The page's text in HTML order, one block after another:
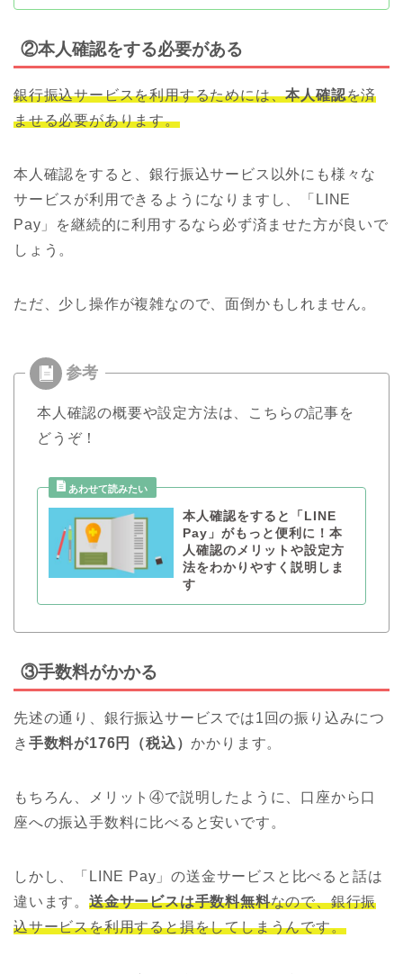
②本人確認をする必要がある
銀行振込サービスを利用するためには、本人確認を済
ませる必要があります。
本人確認をすると、銀行振込サービス以外にも様々な
サービスが利用できるようになりますし、「LINE
Pay」を継続的に利用するなら必ず済ませた方が良いで
しょう。
ただ、少し操作が複雑なので、面倒かもしれません。
本人確認の概要や設定方法は、こちらの記事を
どうぞ！
本人確認をすると「LINE
Pay」がもっと便利に！本
人確認のメリットや設定方
法をわかりやすく説明しま
す
③手数料がかかる
先述の通り、銀行振込サービスでは1回の振り込みにつ
き 手数料が176円（税込）かかります。
もちろん、メリット④で説明したように、口座から口
座への振込手数料に比べると安いです。
しかし、「LINE Pay」の送金サービスと比べると話は
違います。 送金サービスは手数料無料なので、銀行振
込サービスを利用すると損をしてしまうんです。